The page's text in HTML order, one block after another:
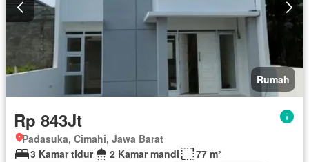
Rumah
Rp 843Jt
Padasuka, Cimahi, Jawa Barat
3 Kamar tidur
2 Kamar mandi
77 m²